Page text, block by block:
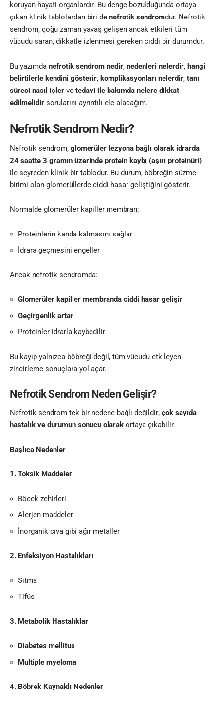
koruyan hayati organlardır. Bu denge bozulduğunda ortaya
çıkan klinik tablolardan biri de nefrotik sendromdur. Nefrotik
sendrom, çoğu zaman yavaş gelişen ancak etkileri tüm
vücudu saran, dikkatle izlenmesi gereken ciddi bir durumdur.
Bu yazımda nefrotik sendrom nedir, nedenleri nelerdir, hangi
belirtilerle kendini gösterir, komplikasyonları nelerdir, tanı
süreci nasıl işler ve tedavi ile bakımda nelere dikkat
edilmelidir sorularını ayrıntılı ele alacağım.
Nefrotik Sendrom Nedir?
Nefrotik sendrom, glomerüler lezyona bağlı olarak idrarda
24 saatte 3 gramın üzerinde protein kaybı (aşırı proteinüri)
ile seyreden klinik bir tablodur. Bu durum, böbreğin süzme
birimi olan glomerüllerde ciddi hasar geliştiğini gösterir.
Normalde glomerüler kapiller membran;
Proteinlerin kanda kalmasını sağlar
İdrara geçmesini engeller
Ancak nefrotik sendromda:
Glomerüler kapiller membranda ciddi hasar gelişir
Geçirgenlik artar
Proteinler idrarla kaybedilir
Bu kayıp yalnızca böbreği değil, tüm vücudu etkileyen
zincirleme sonuçlara yol açar.
Nefrotik Sendrom Neden Gelişir?
Nefrotik sendrom tek bir nedene bağlı değildir; çok sayıda
hastalık ve durumun sonucu olarak ortaya çıkabilir.
Başlıca Nedenler
1. Toksik Maddeler
Böcek zehirleri
Alerjen maddeler
İnorganik cıva gibi ağır metaller
2. Enfeksiyon Hastalıkları
Sıtma
Tifüs
3. Metabolik Hastalıklar
Diabetes mellitus
Multiple myeloma
4. Böbrek Kaynaklı Nedenler